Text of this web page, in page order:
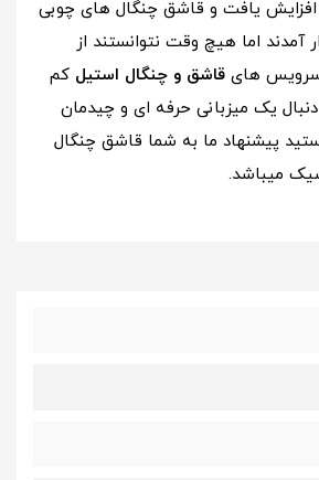
افزایش یافت و قاشق چنگال های چوبی
آمدند اما هیچ وقت نتوانستند از
های قاشق و چنگال استیل کم
یک میزبانی حرفه ای و چیدمان
پیشنهاد ما به شما قاشق چنگال
میباشد.